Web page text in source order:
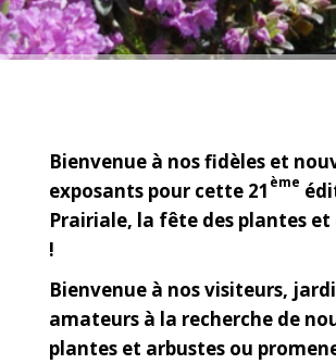
Bienvenue à nos fidèles et
exposants pour cette 21 ème
Prairiale, la fête des plantes et
!
Bienvenue à nos visiteurs,
amateurs à la recherche de
plantes et arbustes ou